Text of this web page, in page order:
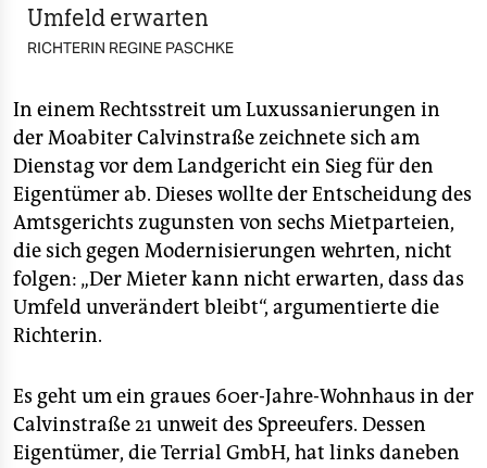
verlag
shop
fragen & hilfe
unterstützen
abo
genossenschaft
epaper login
Umfeld erwarten
RICHTERIN REGINE PASCHKE
In einem Rechtsstreit um Luxussanierungen in
der Moabiter Calvinstraße zeichnete sich am
Dienstag vor dem Landgericht ein Sieg für den
Eigentümer ab. Dieses wollte der Entscheidung des
Amtsgerichts zugunsten von sechs Mietparteien,
die sich gegen Modernisierungen wehrten, nicht
folgen: „Der Mieter kann nicht erwarten, dass das
Umfeld unverändert bleibt“, argumentierte die
Richterin.
Es geht um ein graues 60er-Jahre-Wohnhaus in der
Calvinstraße 21 unweit des Spreeufers. Dessen
Eigentümer, die Terrial GmbH, hat links daneben